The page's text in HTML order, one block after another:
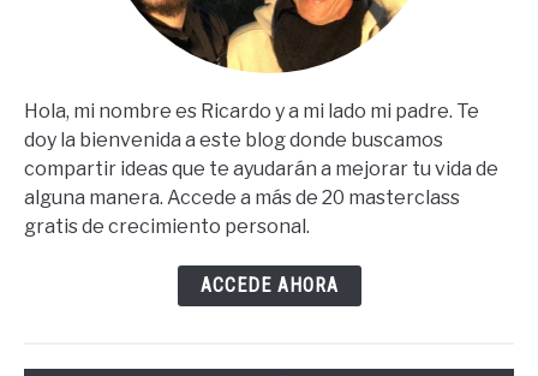
Hola, mi nombre es Ricardo y a mi lado mi padre. Te
doy la bienvenida a este blog donde buscamos
compartir ideas que te ayudarán a mejorar tu vida de
alguna manera. Accede a más de 20 masterclass
gratis de crecimiento personal.
ACCEDE AHORA